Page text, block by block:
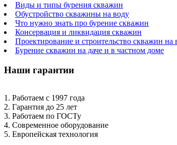
Виды и типы бурения скважин
Обустройство скважины на воду
Что нужно знать про бурение скважин
Консервация и ликвидация скважин
Проектирование и строительство скважин на
Бурение скважин на даче и в частном доме
Наши гарантии
1. Работаем с 1997 года
2. Гарантия до 25 лет
3. Работаем по ГОСТу
4. Современное оборудование
5. Европейская технология